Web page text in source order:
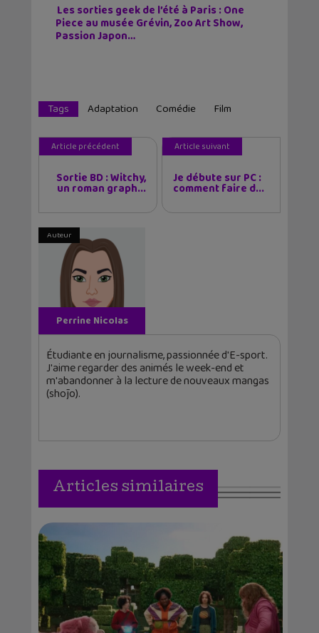
Les sorties geek de l’été à Paris : One
Piece au musée Grévin, Zoo Art Show,
Passion Japon…
Tags Adaptation Comédie Film
Article précédent
Sortie BD : Witchy,
un roman graph...
Article suivant
Je débute sur PC :
comment faire d...
Auteur
Perrine Nicolas
Étudiante en journalisme, passionnée d'E-sport.
J'aime regarder des animés le week-end et
m'abandonner à la lecture de nouveaux mangas
(shōjo).
Articles similaires